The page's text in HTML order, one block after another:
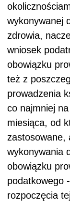
wykonywanej
zdrowia,
wniosek
obowiązku
też z
prowadzenia
co najmniej
miesiąca, od
zastosowane,
wykonywania
obowiązku
podatkowego
rozpoczęcia